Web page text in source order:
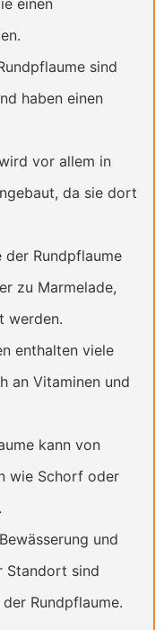
einen
sind
haben einen
vor allem in
da sie dort
der Rundpflaume
zu Marmelade,
werden.
enthalten viele
an Vitaminen und
kann von
wie Schorf oder
und
Standort sind
Rundpflaume.